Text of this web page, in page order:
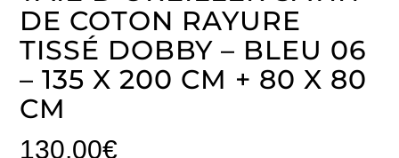
DE COTON RAYURE
TISSÉ DOBBY – BLEU 06
– 135 X 200 CM + 80 X 80
CM
130,00€